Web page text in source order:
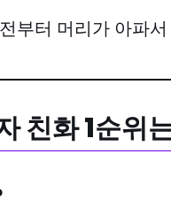
부터 머리가 아파
친화 1순위